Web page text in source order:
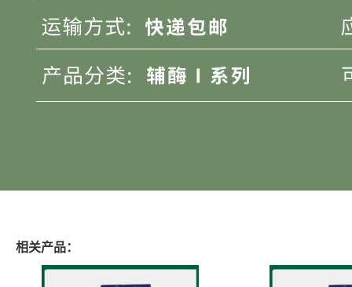
相关产品：